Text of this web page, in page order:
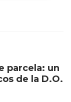
parcela: un
de la D.O.